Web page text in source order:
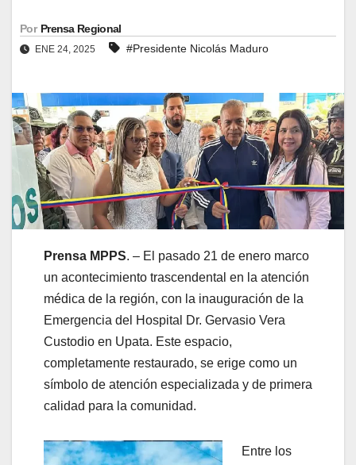
Por Prensa Regional
ENE 24, 2025 #Presidente Nicolás Maduro
Prensa MPPS. – El pasado 21 de enero marco
un acontecimiento trascendental en la atención
médica de la región, con la inauguración de la
Emergencia del Hospital Dr. Gervasio Vera
Custodio en Upata. Este espacio,
completamente restaurado, se erige como un
símbolo de atención especializada y de primera
calidad para la comunidad.
Entre los